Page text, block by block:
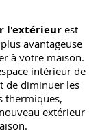
l'extérieurest
avantageuse
à votre maison.
intérieur de
de diminuer les
thermiques,
extérieur